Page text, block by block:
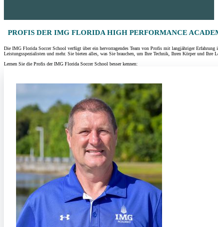
PROFIS DER IMG FLORIDA HIGH PERFORMANCE
Die IMG Florida Soccer School verfügt über ein hervorragendes Team von Profis mit langjähriger
Leistungsspezialisten und mehr. Sie bieten alles, was Sie brauchen, um Ihre Technik, Ihren Körper und Ihre
Lernen Sie die Profis der IMG Florida Soccer School besser kennen: